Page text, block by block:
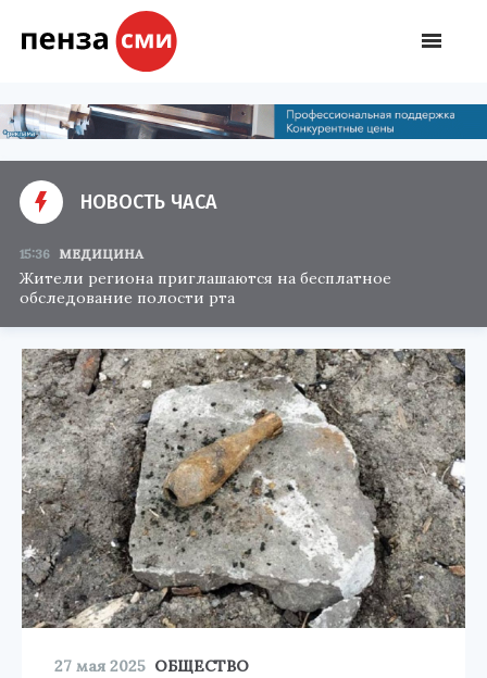
НОВОСТЬ ЧАСА
15:36 МЕДИЦИНА
Жители региона приглашаются на бесплатное
обследование полости рта
27 мая 2025 ОБЩЕСТВО